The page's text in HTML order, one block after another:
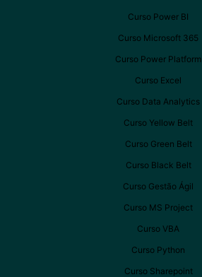
Curso Power BI
Curso Microsoft 365
Curso Power Platform
Curso Excel
Curso Data Analytics
Curso Yellow Belt
Curso Green Belt
Curso Black Belt
Curso Gestão Ágil
Curso MS Project
Curso VBA
Curso Python
Curso Sharepoint